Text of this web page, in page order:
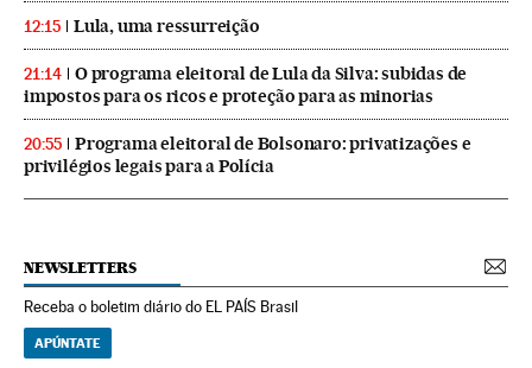
12:15 Lula, uma ressurreição
21:14
O programa eleitoral de Lula da Silva: subidas de
impostos para os ricos e proteção para as minorias
20:55
Programa eleitoral de Bolsonaro: privatizações e
privilégios legais para a Polícia
NEWSLETTERS
Receba o boletim diário do EL PAÍS Brasil
APÚNTATE